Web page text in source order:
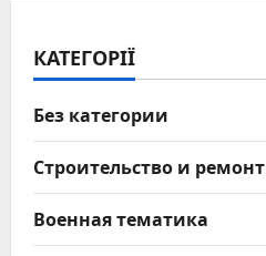
КАТЕГОРІЇ
Без категории
Строительство и ремонт
Военная тематика